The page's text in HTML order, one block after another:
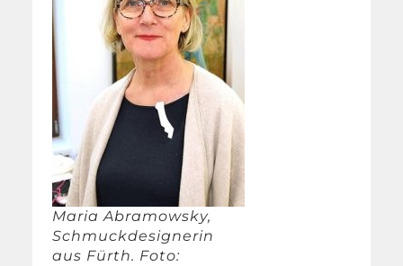
Maria Abramowsky,
Schmuckdesignerin
aus Fürth. Foto: